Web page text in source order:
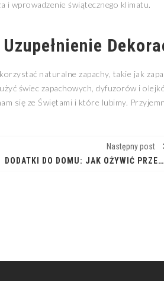
i wprowadzenie świątecznego klimatu.
naturalne zapachy, takie jak
świec zapachowych, dyfuzorów i
się ze Świętami i które lubimy.
Następny post
DODATKI DO DOMU: JAK OŻYWIĆ PRZESTRZEŃ OSOBISTYM AKCENTEM